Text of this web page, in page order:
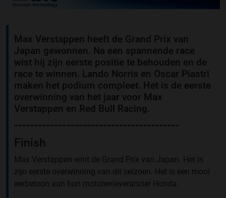
Max Verstappen heeft de Grand Prix van
Japan gewonnen. Na een spannende race
wist hij zijn eerste positie te behouden en de
race te winnen. Lando Norris en Oscar Piastri
maken het podium compleet. Het is de eerste
overwinning van het jaar voor Max
Verstappen en Red Bull Racing.
-----------------------------------------
Finish
Max Verstappen wint de Grand Prix van Japan. Het is
zijn eerste overwinning van dit seizoen. Het is een mooi
eerbetoon aan hun motorenleverancier Honda.